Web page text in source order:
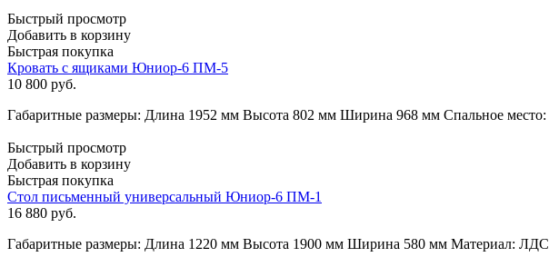
Быстрый просмотр
Добавить в корзину
Быстрая покупка
Кровать с ящиками Юниор-6 ПМ-5
10 800 руб.
Габаритные размеры: Длина 1952 мм Высота 802 мм Ширина 968 мм Спальное
Быстрый просмотр
Добавить в корзину
Быстрая покупка
Стол письменный универсальный Юниор-6 ПМ-1
16 880 руб.
Габаритные размеры: Длина 1220 мм Высота 1900 мм Ширина 580 мм Материал: